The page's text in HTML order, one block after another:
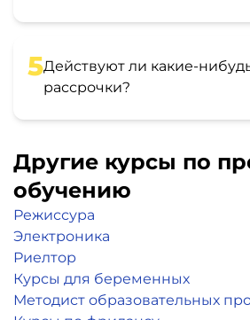
5Действуют ли какие-
рассрочки?
Другие курсы по
обучению
Режиссура
Электроника
Риелтор
Курсы для беременных
Методист образовательных